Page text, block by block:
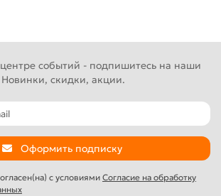
центре событий - подпишитесь на наши
Новинки, скидки, акции.
Оформить подписку
с условиями Согласие на обработку